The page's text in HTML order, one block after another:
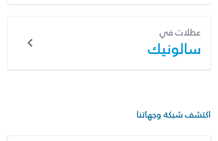
عطلات في
سالونيك
اكتشف شبكة وجهاتنا